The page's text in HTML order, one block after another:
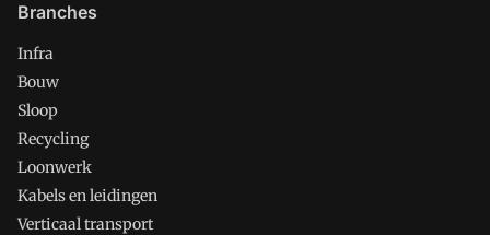
Branches
Infra
Bouw
Sloop
Recycling
Loonwerk
Kabels en leidingen
Verticaal transport